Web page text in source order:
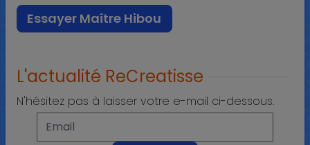
Essayer Maître Hibou
L'actualité ReCreatisse
N'hésitez pas à laisser votre e-mail ci-dessous.